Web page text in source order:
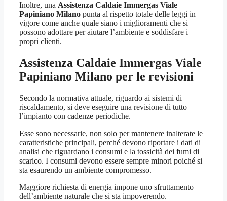
Inoltre, una Assistenza Caldaie Immergas Viale
Papiniano Milano punta al rispetto totale delle leggi in
vigore come anche quale siano i miglioramenti che si
possono adottare per aiutare l’ambiente e soddisfare i
propri clienti.
Assistenza Caldaie Immergas Viale
Papiniano Milano per le revisioni
Secondo la normativa attuale, riguardo ai sistemi di
riscaldamento, si deve eseguire una revisione di tutto
l’impianto con cadenze periodiche.
Esse sono necessarie, non solo per mantenere inalterate le
caratteristiche principali, perché devono riportare i dati di
analisi che riguardano i consumi e la tossicità dei fumi di
scarico. I consumi devono essere sempre minori poiché si
sta esaurendo un ambiente compromesso.
Maggiore richiesta di energia impone uno sfruttamento
dell’ambiente naturale che si sta impoverendo.